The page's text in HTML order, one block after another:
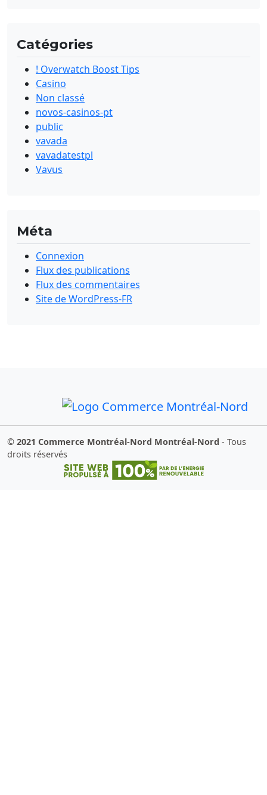
Catégories
! Overwatch Boost Tips
Casino
Non classé
novos-casinos-pt
public
vavada
vavadatestpl
Vavus
Méta
Connexion
Flux des publications
Flux des commentaires
Site de WordPress-FR
© 2021 Commerce Montréal-Nord Montréal-Nord - Tous
droits réservés